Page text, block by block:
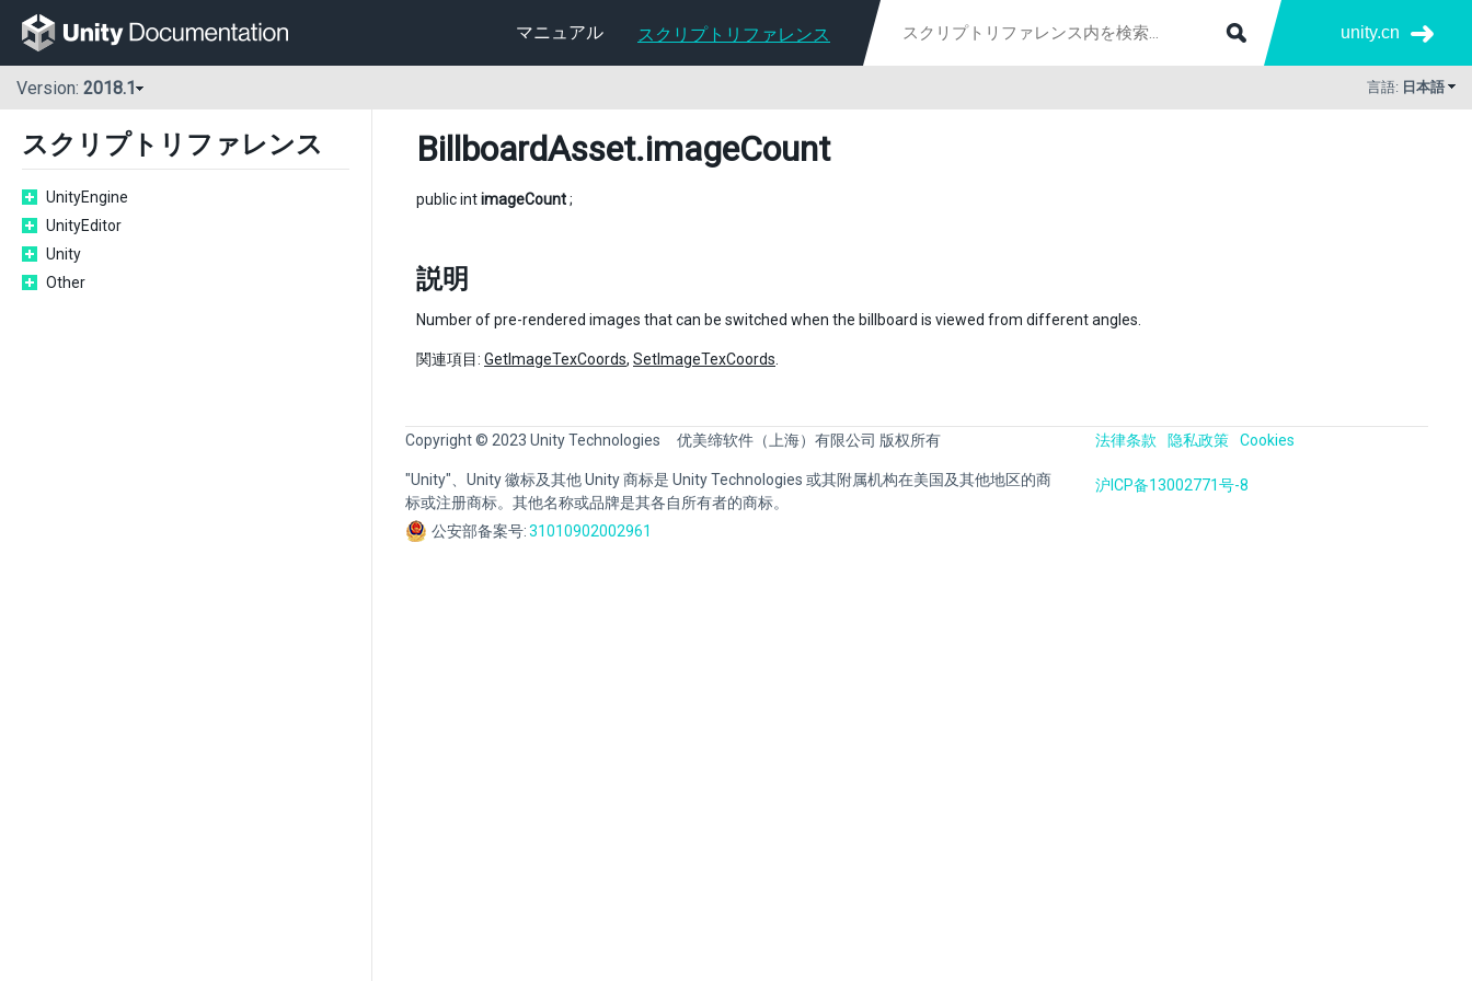
マニュアル スクリプトリファレンス unity.cn
Version: 2018.1 言語: 日本語
スクリプトリファレンス
UnityEngine
UnityEditor
Unity
Other
BillboardAsset.imageCount
public intimageCount;
説明
Number of pre-rendered images that can be switched when the billboard is viewed from different angles.
関連項目: GetImageTexCoords, SetImageTexCoords
Copyright © 2023 Unity Technologies 优美缔软件（上海）有限公司 版权所有
"Unity"、Unity 徽标及其他 Unity 商标是 Unity Technologies 或其附属机构在美国及其他地区的商
标或注册商标。其他名称或品牌是其各自所有者的商标。
公安部备案号:31010902002961
法律条款 隐私政策 Cookies
沪ICP备13002771号-8